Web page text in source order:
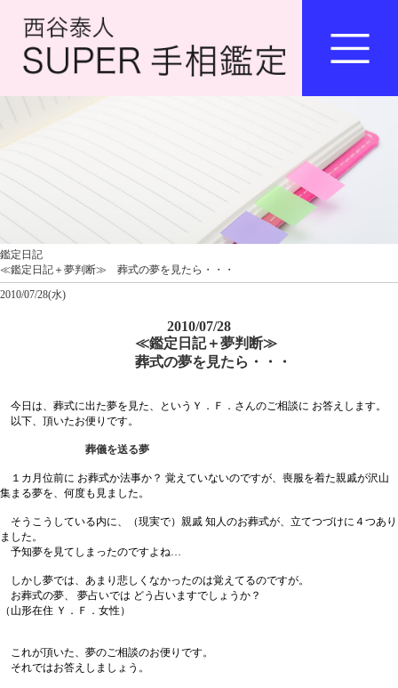
鑑定日記
≪鑑定日記＋夢判断≫ 葬式の夢を見たら・・・
2010/07/28(水)
2010/07/28
≪鑑定日記＋夢判断≫
葬式の夢を見たら・・・
今日は、葬式に出た夢を見た、というＹ．Ｆ．さんのご相談に お答えします。
以下、頂いたお便りです。
葬儀を送る夢
１カ月位前に お葬式か法事か？ 覚えていないのですが、喪服を着た親戚が沢山
集まる夢を、何度も見ました。
そうこうしている内に、（現実で）親戚 知人のお葬式が、立てつづけに４つあり
ました。
予知夢を見てしまったのですよね…
しかし夢では、あまり悲しくなかったのは覚えてるのですが。
お葬式の夢、 夢占いでは どう占いますでしょうか？
（山形在住 Ｙ．Ｆ．女性）
これが頂いた、夢のご相談のお便りです。
それではお答えしましょう。